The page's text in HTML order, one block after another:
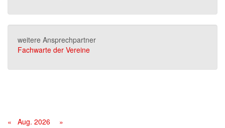
weitere Ansprechpartner
Fachwarte der Vereine
« Aug. 2026
»